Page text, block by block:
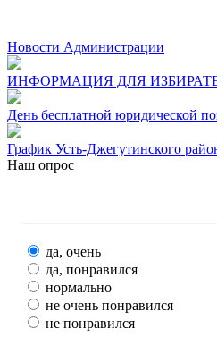
Новости Администрации
ИНФОРМАЦИЯ ДЛЯ
День бесплатной юридической
График Усть-Джегутинского
Наш опрос
да, очень
да, понравился
нормально
не очень понравился
не понравился